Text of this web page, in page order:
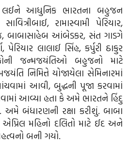
લઈને આધુનિક ભારતના બહુજન
રામાસ્વામી પેરિયાર,
બાબાસાહેબ આંબેડકર, સંત ગાડગે
પેરિયાર લાલાઈ સિંહ, કર્પુરી ઠાકુર
જન્મજયંતિઓ બહુજનો માટે
નિમિત્તે યોજાયેલા સેમિનારમાં
આવી, બુદ્ધની પૂજા કરવામાં
આવ્યા હતા કે અમે ભારતને હિંદુ
અમે બંધારણની રક્ષા કરીશું. બાબા
મહિનો દલિતો માટે ઈદ અને
બની ગયો.